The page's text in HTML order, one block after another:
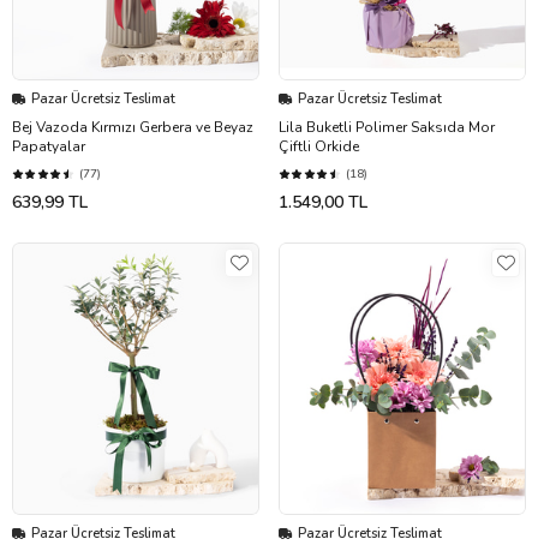
Pazar Ücretsiz Teslimat
Bej Vazoda Kırmızı Gerbera ve Beyaz
Papatyalar
(77)
639,99 TL
Pazar Ücretsiz Teslimat
Lila Buketli Polimer Saksıda Mor
Çiftli Orkide
(18)
1.549,00 TL
Pazar Ücretsiz Teslimat Pazar Ücretsiz Teslimat